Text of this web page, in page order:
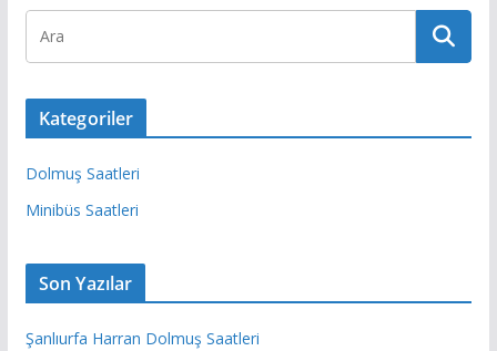
Kategoriler
Dolmuş Saatleri
Minibüs Saatleri
Son Yazılar
Şanlıurfa Harran Dolmuş Saatleri